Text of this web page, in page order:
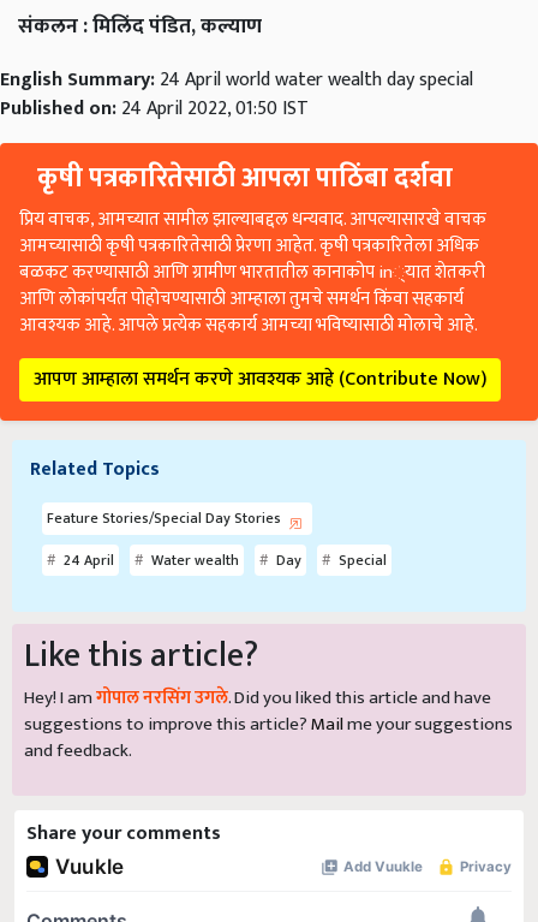
संकलन : मिलिंद पंडित, कल्याण
English Summary:24 April world water wealth day special
Published on:24 April 2022, 01:50 IST
कृषी पत्रकारितेसाठी आपला पाठिंबा दर्शवा
प्रिय वाचक, आमच्यात सामील झाल्याबद्दल धन्यवाद. आपल्यासारखे वाचक
आमच्यासाठी कृषी पत्रकारितेसाठी प्रेरणा आहेत. कृषी पत्रकारितेला अधिक
बळकट करण्यासाठी आणि ग्रामीण भारतातील कानाकोप in्यात शेतकरी
आणि लोकांपर्यंत पोहोचण्यासाठी आम्हाला तुमचे समर्थन किंवा सहकार्य
आवश्यक आहे. आपले प्रत्येक सहकार्य आमच्या भविष्यासाठी मोलाचे आहे.
आपण आम्हाला समर्थन करणे आवश्यक आहे (Contribute Now)
Related Topics
Feature Stories/Special Day Stories
24 April
Water wealth Day Special
Like this article?
Hey! I amगोपाल नरसिंग उगले. Did you liked this article and have
suggestions to improve this article?Mailme your suggestions
and feedback.
Share your comments